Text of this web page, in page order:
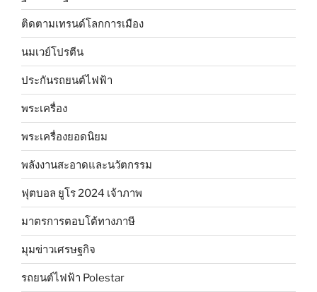
ติดตามเทรนด์โลกการเมือง
นมเวย์โปรตีน
ประกันรถยนต์ไฟฟ้า
พระเครื่อง
พระเครื่องยอดนิยม
พลังงานสะอาดและนวัตกรรม
ฟุตบอล ยูโร 2024 เจ้าภาพ
มาตรการตอบโต้ทางภาษี
มุมข่าวเศรษฐกิจ
รถยนต์ไฟฟ้า Polestar